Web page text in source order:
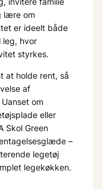
lære om
er ideelt både
leg, hvor
styrkes.
at holde rent, så
af
om
eller
Skol Green
–
legetøj
legekøkken.